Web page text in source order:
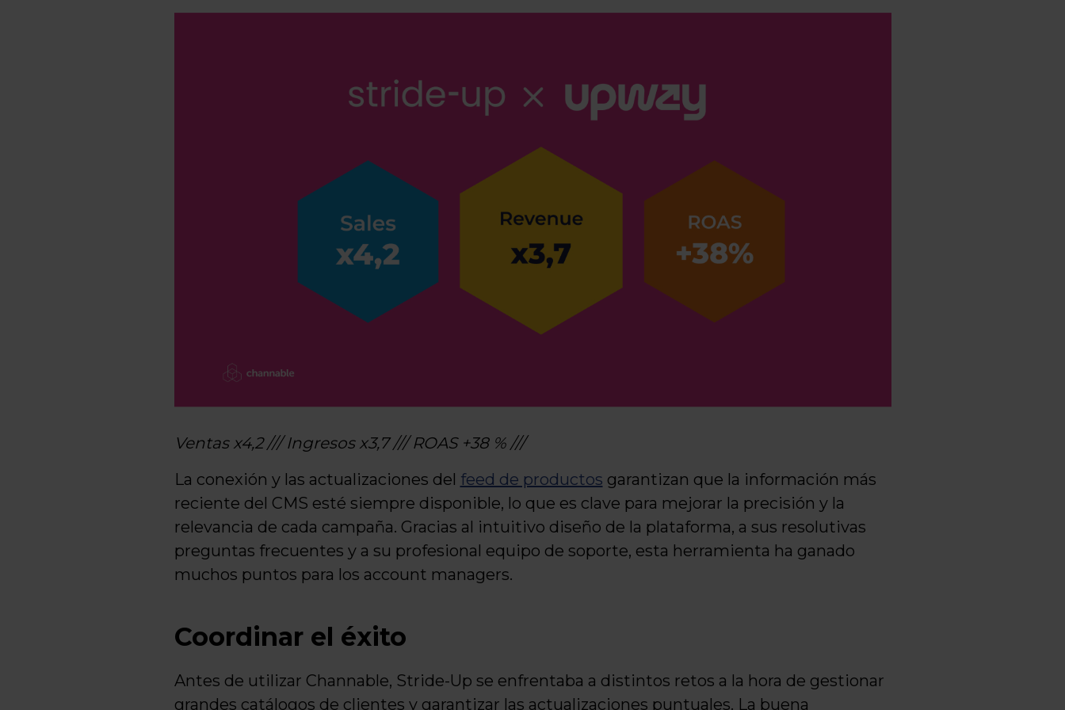
Ventas x4,2 /// Ingresos x3,7 /// ROAS +38 % ///
La conexión y las actualizaciones del feed de productos garantizan que la información más
reciente del CMS esté siempre disponible, lo que es clave para mejorar la precisión y la
relevancia de cada campaña. Gracias al intuitivo diseño de la plataforma, a sus resolutivas
preguntas frecuentes y a su profesional equipo de soporte, esta herramienta ha ganado
muchos puntos para los account managers.
Coordinar el éxito
Antes de utilizar Channable, Stride-Up se enfrentaba a distintos retos a la hora de gestionar
grandes catálogos de clientes y garantizar las actualizaciones puntuales. La buena